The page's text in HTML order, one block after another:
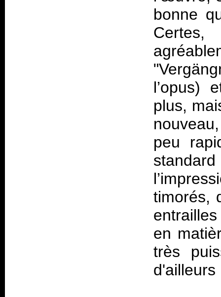
bonne
Certes,
l’opus)
plus,
peu
timorés,
en
très
d'ailleurs